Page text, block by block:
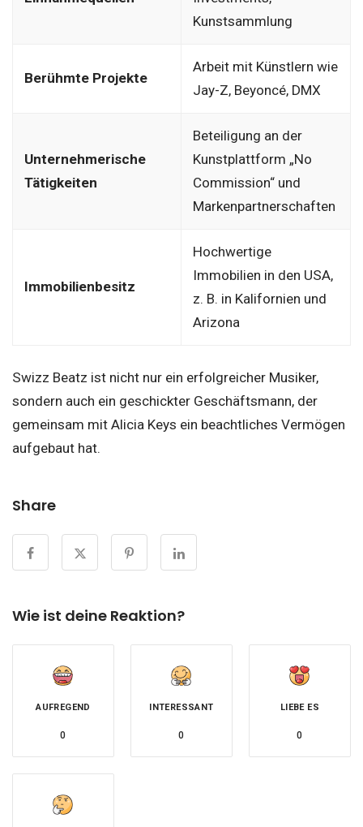
Kunstsammlung
Berühmte Projekte
Arbeit mit Künstlern wie
Jay-Z, Beyoncé, DMX
Unternehmerische
Tätigkeiten
Beteiligung an der
Kunstplattform „No
Commission“ und
Markenpartnerschaften
Immobilienbesitz
Hochwertige
Immobilien in den USA,
z. B. in Kalifornien und
Arizona
Swizz Beatz ist nicht nur ein erfolgreicher Musiker,
sondern auch ein geschickter Geschäftsmann, der
gemeinsam mit Alicia Keys ein beachtliches Vermögen
aufgebaut hat.
Share
Wie ist deine Reaktion?
AUFREGEND
0
INTERESSANT
0
LIEBE ES
0